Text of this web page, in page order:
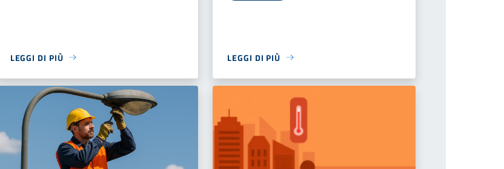
LEGGI DI PIÙ LEGGI DI PIÙ